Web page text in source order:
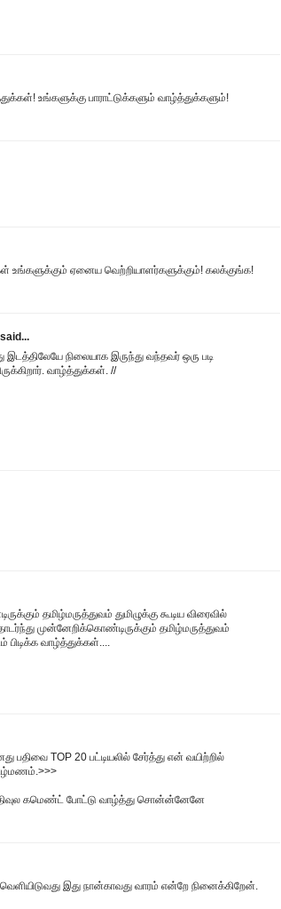
உங்களுக்கு பாராட்டுக்களும் வாழ்த்துக்களும்!
உங்களுக்கும் ஏனைய வெற்றியாளர்களுக்கும்! கலக்குங்க!
said...
நிலையாக இருந்து வந்தவர் ஒரு படி
வாழ்த்துக்கள். //
தமிழ்மருத்துவம் துமிழுக்கு கூடிய விரைவில்
முன்னேறிக்கொண்டிருக்கும் தமிழ்மருத்துவம்
பிடிக்க வாழ்த்துக்கள்....
பதிவை TOP 20 பட்டியலில் சேர்த்து என் வயிற்றில்
கமெண்ட் போட்டு வாழ்த்து சொன்ன்னேனே
இது நான்காவது வாரம் என்றே நினைக்கிறேன்.